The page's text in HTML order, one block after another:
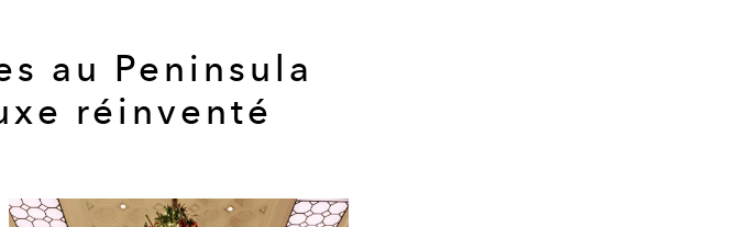
au Peninsula
réinventé